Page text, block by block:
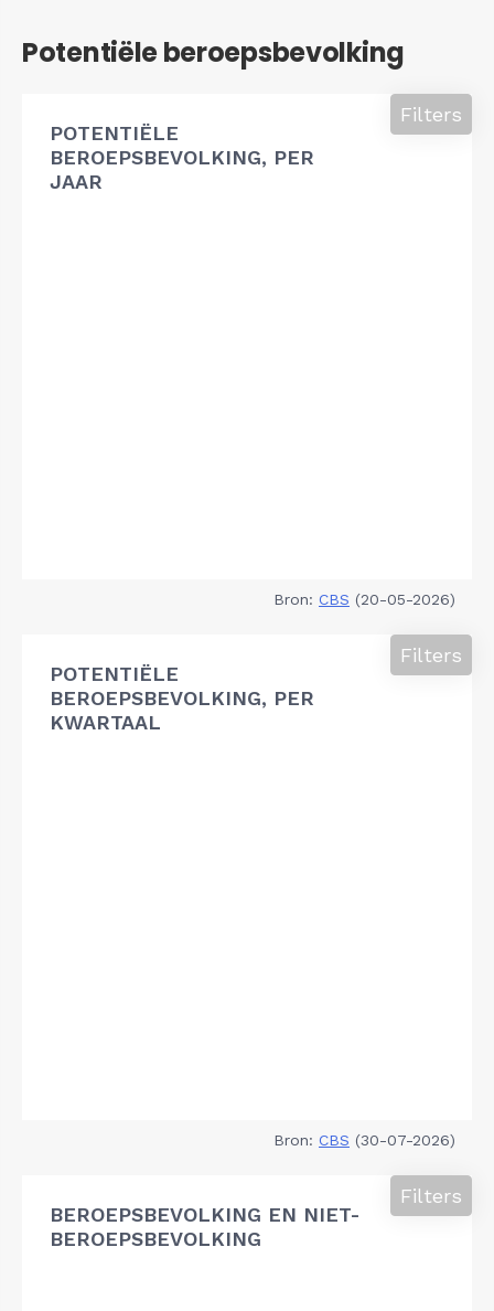
Potentiële beroepsbevolking
POTENTIËLE
BEROEPSBEVOLKING, PER
JAAR
Filters
Bron: CBS (20-05-2026)
POTENTIËLE
BEROEPSBEVOLKING, PER
KWARTAAL
Filters
Bron: CBS (30-07-2026)
BEROEPSBEVOLKING EN NIET-
BEROEPSBEVOLKING
Filters